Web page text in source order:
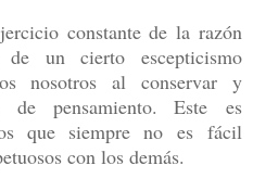
constante de la razón
un cierto escepticismo
nosotros al conservar y
de pensamiento. Este es
que siempre no es fácil
con los demás.